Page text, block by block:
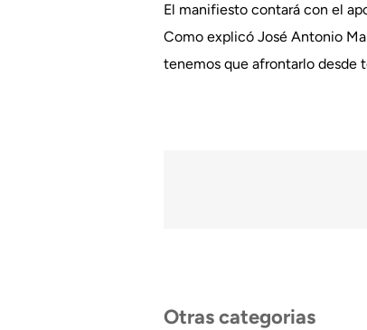
El manifiesto contará con el
Como explicó José Antonio
tenemos que afrontarlo desde
Otras categorias